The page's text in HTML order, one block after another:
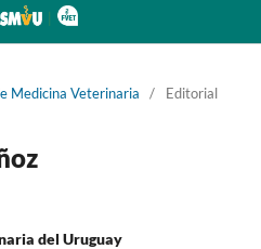
Medicina Veterinaria
/ Editorial
del Uruguay